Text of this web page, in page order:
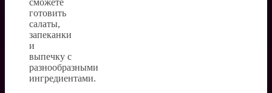
сможете
готовить
салаты,
запеканки
и
выпечку с
разнообразными
ингредиентами.